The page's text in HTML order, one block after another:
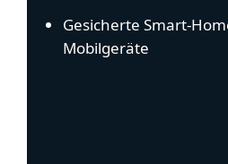
Gesicherte Smart-
Mobilgeräte